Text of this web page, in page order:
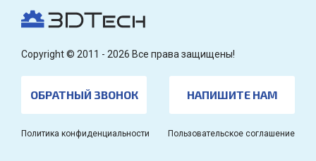
Copyright © 2011 - 2026 Все права защищены!
ОБРАТНЫЙ ЗВОНОК НАПИШИТЕ НАМ
Политика конфиденциальности Пользовательское соглашение